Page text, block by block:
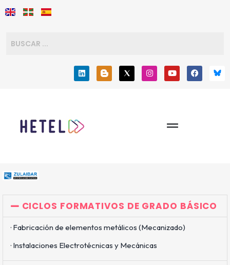
CICLOS FORMATIVOS DE GRADO BÁSICO
· Fabricación de elementos metálicos (Mecanizado)
· Instalaciones Electrotécnicas y Mecánicas